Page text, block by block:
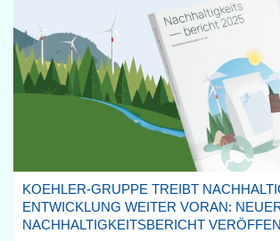
KOEHLER-GRUPPE TREIBT
ENTWICKLUNG WEITER VORAN:
NACHHALTIGKEITSBERICHT